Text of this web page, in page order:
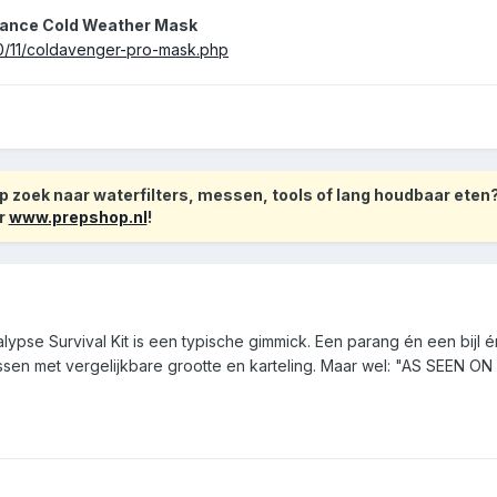
Cold Weather Mask
11/coldavenger-pro-mask.php
zoek naar waterfilters, messen, tools of lang houdbaar
www.prepshop.nl!
Survival Kit is een typische gimmick. Een parang én een bijl
met vergelijkbare grootte en karteling. Maar wel: "AS SEEN ON